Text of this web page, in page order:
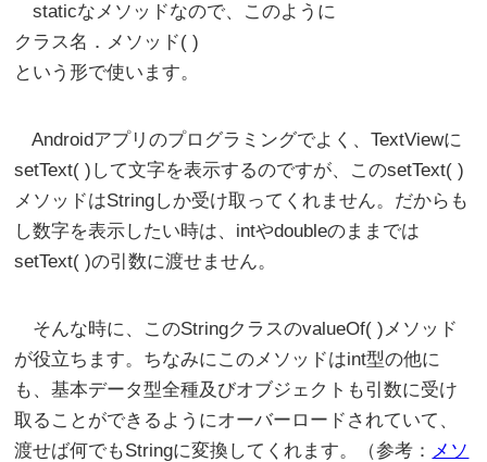
staticなメソッドなので、このように
クラス名．メソッド( )
という形で使います。
Androidアプリのプログラミングでよく、TextViewに
setText( )して文字を表示するのですが、このsetText( )
メソッドはStringしか受け取ってくれません。だからも
し数字を表示したい時は、intやdoubleのままでは
setText( )の引数に渡せません。
そんな時に、このStringクラスのvalueOf( )メソッド
が役立ちます。ちなみにこのメソッドはint型の他に
も、基本データ型全種及びオブジェクトも引数に受け
取ることができるようにオーバーロードされていて、
渡せば何でもStringに変換してくれます。（参考： メソ